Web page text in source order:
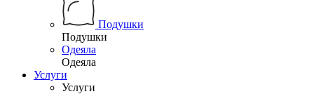
Подушки
Подушки
Одеяла
Одеяла
Услуги
Услуги